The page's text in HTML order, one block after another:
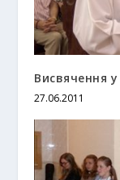
Висвячення
27.06.2011